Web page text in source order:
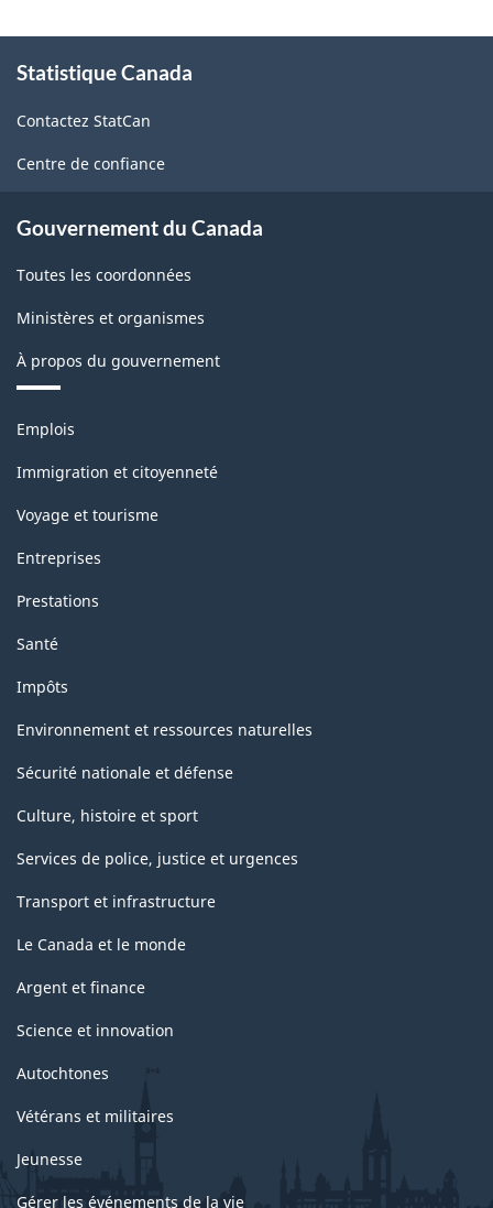
propos
ce
site
Statistique Canada
Contactez StatCan
Centre de confiance
Gouvernement du Canada
Toutes les coordonnées
Ministères et organismes
À propos du gouvernement
Thèmes
sujets
Emplois
Immigration et citoyenneté
Voyage et tourisme
Entreprises
Prestations
Santé
Impôts
Environnement et ressources naturelles
Sécurité nationale et défense
Culture, histoire et sport
Services de police, justice et urgences
Transport et infrastructure
Le Canada et le monde
Argent et finance
Science et innovation
Autochtones
Vétérans et militaires
Jeunesse
Gérer les événements de la vie